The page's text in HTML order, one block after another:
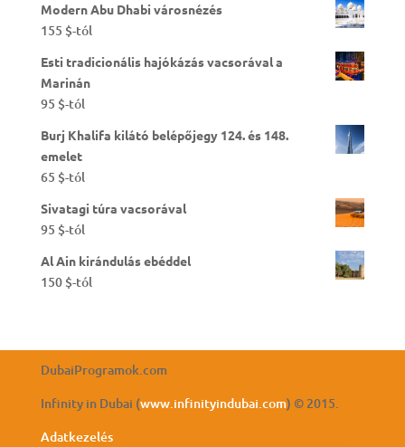
Modern Abu Dhabi városnézés
155 $-tól
Esti tradicionális hajókázás vacsorával a
Marinán
95 $-tól
Burj Khalifa kilátó belépőjegy 124. és 148.
emelet
65 $-tól
Sivatagi túra vacsorával
95 $-tól
Al Ain kirándulás ebéddel
150 $-tól
DubaiProgramok.com
Infinity in Dubai (www.infinityindubai.com) © 2015.
Adatkezelés